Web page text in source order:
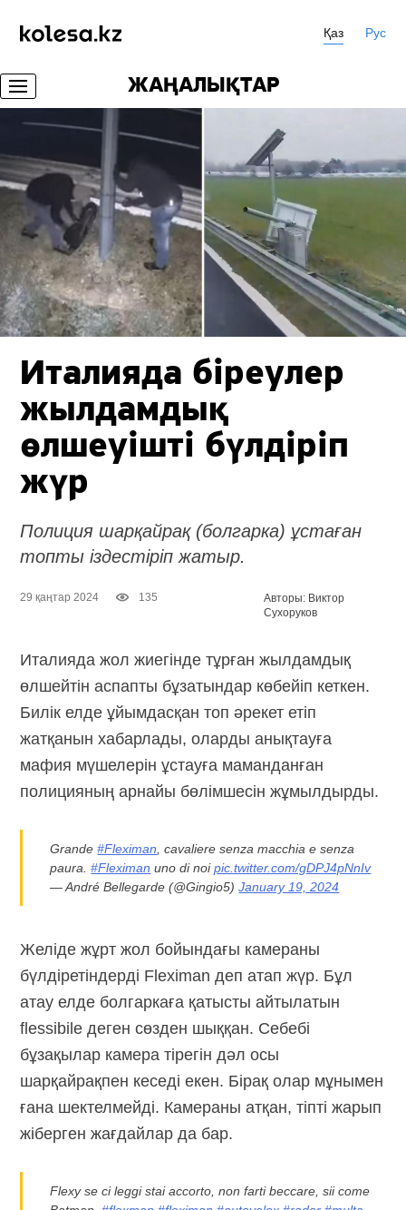
Қаз Рус
ЖАҢАЛЫҚТАР
Италияда біреулер
жылдамдық
өлшеуішті бүлдіріп
жүр
Полиция шарқайрақ (болгарка) ұстаған
топты іздестіріп жатыр.
29 қаңтар 2024 135
Авторы: Виктор
Сухоруков
Италияда жол жиегінде тұрған жылдамдық
өлшейтін аспапты бұзатындар көбейіп кеткен.
Билік елде ұйымдасқан топ әрекет етіп
жатқанын хабарлады, оларды анықтауға
мафия мүшелерін ұстауға маманданған
полицияның арнайы бөлімшесін жұмылдырды.
Grande#Fleximan , cavaliere senza macchia e senza
paura.#Fleximan uno di noipic.twitter.com/gDPJ4pNnIv
— André Bellegarde (@Gingio5)January 19, 2024
Желіде жұрт жол бойындағы камераны
бүлдіретіндерді Fleximan деп атап жүр. Бұл
атау елде болгаркаға қатысты айтылатын
flessibile деген сөзден шыққан. Себебі
бұзақылар камера тірегін дәл осы
шарқайрақпен кеседі екен. Бірақ олар мұнымен
ғана шектелмейді. Камераны атқан, тіпті жарып
жіберген жағдайлар да бар.
Flexy se ci leggi stai accorto, non farti beccare, sii come